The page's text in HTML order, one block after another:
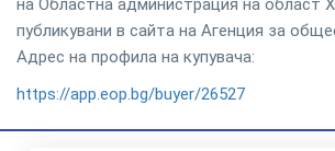
на Областна администрация на област
публикувани в сайта на Агенция за
Адрес на профила на купувача:
https://app.eop.bg/buyer/26527